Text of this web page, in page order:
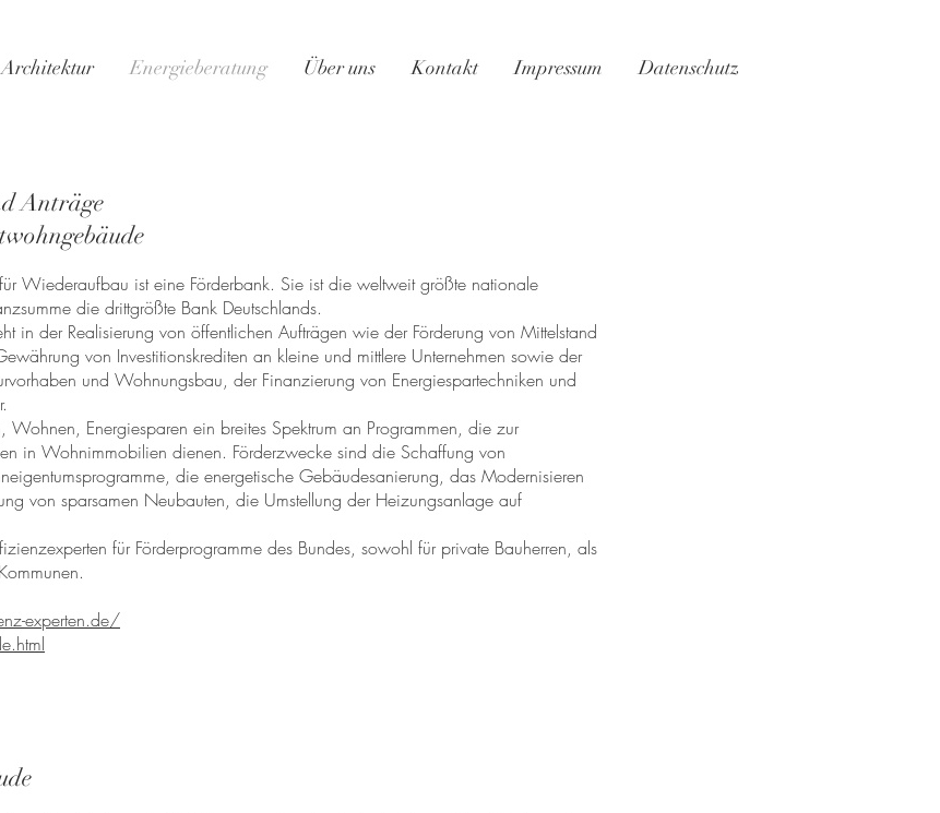
Architektur Energieberatung Über uns Kontakt Impressum Datenschutz
Anträge
Wiederaufbau ist eine Förderbank. Sie ist die weltweit größte nationale
die drittgrößte Bank Deutschlands.
in der Realisierung von öffentlichen Aufträgen wie der Förderung von Mittelstand
von Investitionskrediten an kleine und mittlere Unternehmen sowie der
und Wohnungsbau, der Finanzierung von Energiespartechniken und
Wohnen, Energiesparen ein breites Spektrum an Programmen, die zur
in Wohnimmobilien dienen. Förderzwecke sind die Schaffung von
, die energetische Gebäudesanierung, das Modernisieren
von sparsamen Neubauten, die Umstellung der Heizungsanlage auf
für Förderprogramme des Bundes, sowohl für private Bauherren, als
experten.de/